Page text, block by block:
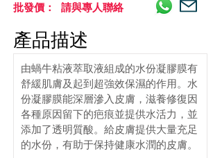
批發價： 請與專人聯絡
產品描述
由蝸牛粘液萃取液組成的水份凝膠膜有
舒緩肌膚及起到超強效保濕的作用。水
份凝膠膜能深層滲入皮膚，滋養修復因
各種原因留下的疤痕並提供水活力，並
添加了透明質酸。給皮膚提供大量充足
的水份，有助于保持健康水潤的皮膚。